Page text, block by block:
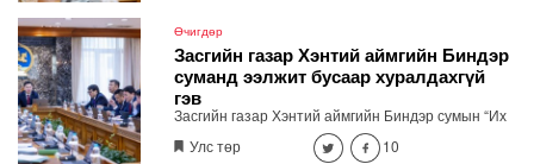
байгуулах шаардлагатай бол цахимаар хийнэ.
Хэмнэсэн төсөв өвөлжилтийн бэлтгэл, эрчим хүч,
шатахууны хангамж, иргэдийн амьдралд хэрэгтэй
ажлуудад зарцуулна" хэмээн мэдэгдлээ.
Өчигдөр
Засгийн газар Хэнтий аймгийн Биндэр
суманд ээлжит бусаар хуралдахгүй
гэв
Засгийн газар Хэнтий аймгийн Биндэр сумын “Их
хуралдай” цогцолборт ээлжит бусаар хуралдахгүй
гэж мэдээллээ.
Улс төр 10